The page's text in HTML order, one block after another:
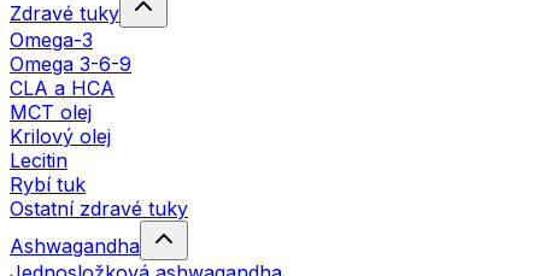
Zdravé tuky
Omega-3
Omega 3-6-9
CLA a HCA
MCT olej
Krilový olej
Lecitin
Rybí tuk
Ostatní zdravé tuky
Ashwagandha